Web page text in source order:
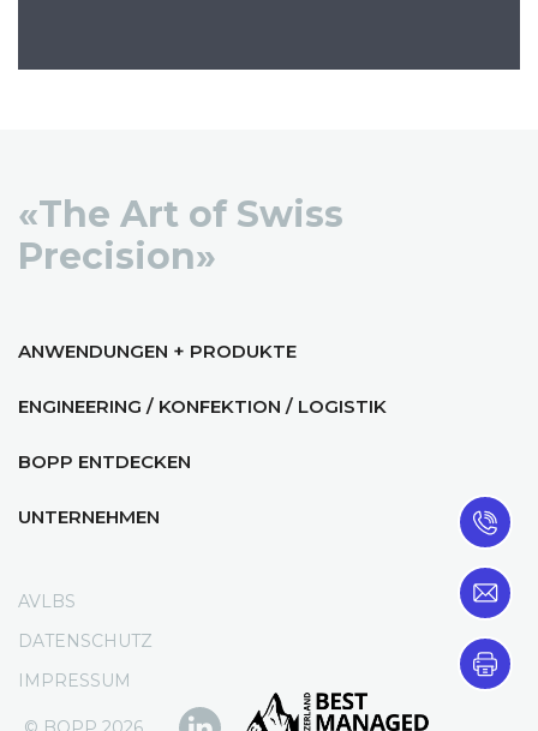
«The Art of Swiss
Precision»
ANWENDUNGEN + PRODUKTE
ENGINEERING / KONFEKTION / LOGISTIK
BOPP ENTDECKEN
UNTERNEHMEN
AVLBS
DATENSCHUTZ
IMPRESSUM